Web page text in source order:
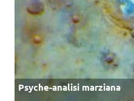
Psyche-analisi marziana